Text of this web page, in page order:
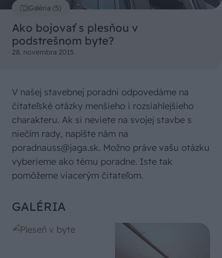
Galéria (5)
Ako bojovať s plesňou v
podstrešnom byte?
28. novembra 2015
V našej stavebnej poradni odpovedáme na
čitateľské otázky menšieho i rozsiahlejšieho
charakteru. Ak si neviete na svojej stavbe s
niečím rady, napíšte nám na
poradnauss@jaga.sk. Možno práve vašu otázku
vyberieme ako tému poradne. Iste tak
pomôžeme viacerým čitateľom.
GALÉRIA